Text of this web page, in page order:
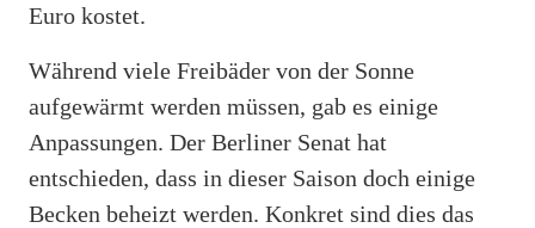
Euro kostet.
Während viele Freibäder von der Sonne
aufgewärmt werden müssen, gab es einige
Anpassungen. Der Berliner Senat hat
entschieden, dass in dieser Saison doch einige
Becken beheizt werden. Konkret sind dies das